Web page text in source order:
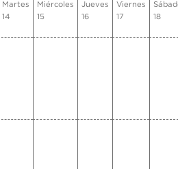
Martes
14
Miércoles
15
Jueves
16
Viernes
17
18